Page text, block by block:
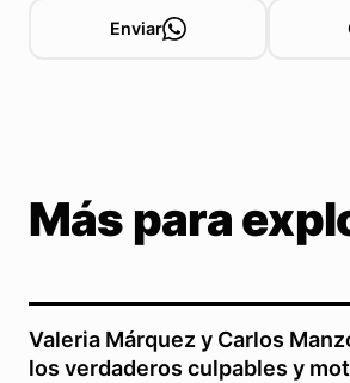
Enviar
Más para
Valeria Márquez y Carlos
los verdaderos culpables y